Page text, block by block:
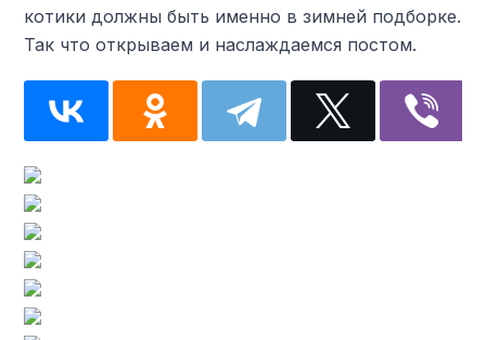
котики должны быть именно в зимней подборке.
Так что открываем и наслаждаемся постом.